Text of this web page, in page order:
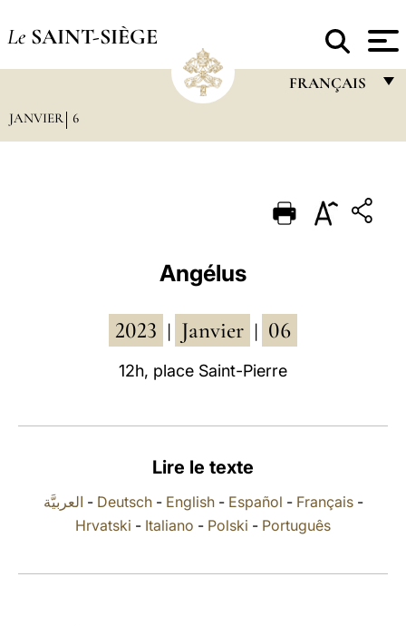
Le SAINT-SIÈGE
FRANÇAIS
PORTUGUÊS
POLSKI
JANVIER 6
Angélus
2023 Janvier 06
12h, place Saint-Pierre
Lire le texte
العربيَّة - Deutsch- English- Español - Français-
Hrvatski - Italiano - Polski - Português